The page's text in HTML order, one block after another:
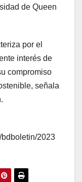
de Queen
por el
interés de
compromiso
señala
bdboletin/2023